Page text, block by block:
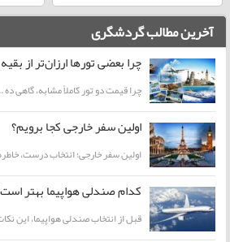
آخرین مطالب گردشگری
چرا بعضی تورها ارزان‌تر از
چرا قیمت دو تور کاملاً مشابه، گاهی ده
اولین سفر خارجی کجا برویم؟
اولین سفر خارجی؛ انتخاب درست،
کدام صندلی هواپیما بهتر
قبل از انتخاب صندلی هواپیما، این